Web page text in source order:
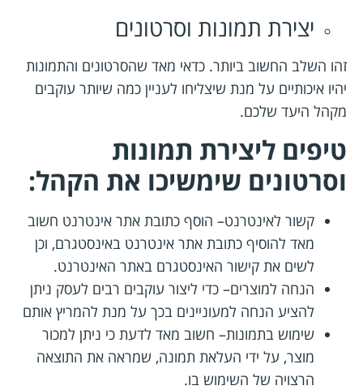
יצירת תמונות וסרטונים
זהו השלב החשוב ביותר. כדאי מאד שהסרטונים והתמונות
יהיו איכותיים על מנת שיצליחו לעניין כמה שיותר עוקבים
מקהל היעד שלכם.
טיפים ליצירת תמונות
וסרטונים שימשיכו את הקהל:
קשור לאינטרנט– הוסף כתובת אתר אינטרנט חשוב
מאד להוסיף כתובת אתר אינטרנט באינסטגרם, וכן
לשים את קישור האינסטגרם באתר האינטרנט.
הנחה למוצרים– כדי ליצור עוקבים רבים לעסק ניתן
להציע הנחה למעוניינים בכך על מנת להמריץ אותם
שימוש בתמונות– חשוב מאד לדעת כי ניתן למכור
מוצר, על ידי העלאת תמונה, שמראה את התוצאה
הרצויה של השימוש בו.